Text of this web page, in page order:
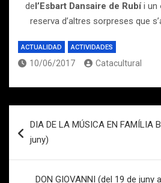
del’Esbart Dansaire de Rubíi un
reserva d’altres sorpreses que
ACTUALIDAD ACTIVIDADES
10/06/2017 Catacultural
de
DIA DE LA MÚSICA EN FAMÍLIA
juny)
DON GIOVANNI (del 19 de juny